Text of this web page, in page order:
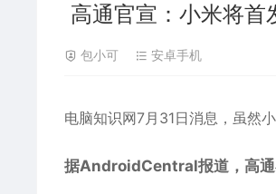
高通官宣：小米将
包小可 安卓手机
电脑知识网7月31日消息，虽然
据AndroidCentral报道，高通